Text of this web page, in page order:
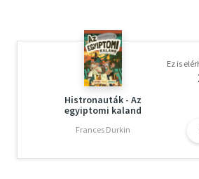
Histronauták - Az
egyiptomi kaland
Frances Durkin
Ez is